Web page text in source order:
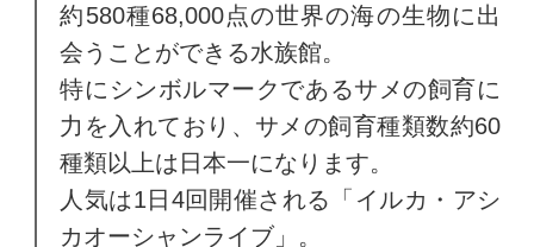
約580種68,000点の世界の海の生物に出
会うことができる水族館。
特にシンボルマークであるサメの飼育に
力を入れており、サメの飼育種類数約60
種類以上は日本一になります。
人気は1日4回開催される「イルカ・アシ
カオーシャンライブ」。